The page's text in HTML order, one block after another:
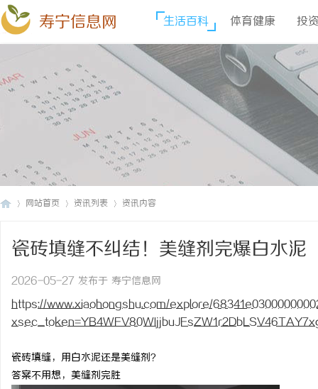
寿宁信息网 生活百科 体育健康 投
网站首页 资讯列表 资讯内容
瓷砖填缝不纠结！美缝剂完爆白水泥
2026-05-27 发布于 寿宁信息网
https://www.xiaohongshu.com/explore/
瓷砖填缝，用白水泥还是美缝剂？
答案不用想，美缝剂完胜